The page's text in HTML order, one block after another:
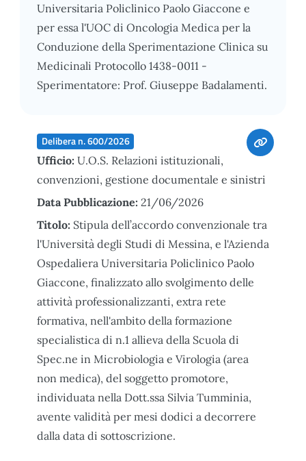
Universitaria Policlinico Paolo Giaccone e
per essa l'UOC di Oncologia Medica per la
Conduzione della Sperimentazione Clinica su
Medicinali Protocollo 1438-0011 -
Sperimentatore: Prof. Giuseppe Badalamenti.
Delibera n. 600/2026
Ufficio: U.O.S. Relazioni istituzionali,
convenzioni, gestione documentale e sinistri
Data Pubblicazione: 21/06/2026
Titolo: Stipula dell’accordo convenzionale tra
l'Università degli Studi di Messina, e l'Azienda
Ospedaliera Universitaria Policlinico Paolo
Giaccone, finalizzato allo svolgimento delle
attività professionalizzanti, extra rete
formativa, nell'ambito della formazione
specialistica di n.1 allieva della Scuola di
Spec.ne in Microbiologia e Virologia (area
non medica), del soggetto promotore,
individuata nella Dott.ssa Silvia Tumminia,
avente validità per mesi dodici a decorrere
dalla data di sottoscrizione.